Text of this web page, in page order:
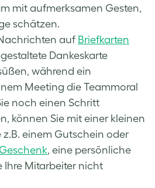
mit aufmerksamen Gesten,
schätzen.
auf Briefkarten
Dankeskarte
während ein
Meeting die Teammoral
noch einen Schritt
können Sie mit einer kleinen
einem Gutschein oder
, eine persönliche
Ihre Mitarbeiter nicht